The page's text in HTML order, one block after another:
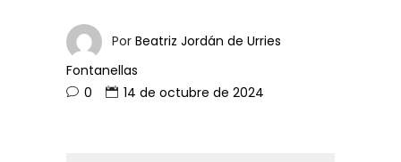
Por Beatriz Jordán de Urries
Fontanellas
0
14 de octubre de 2024